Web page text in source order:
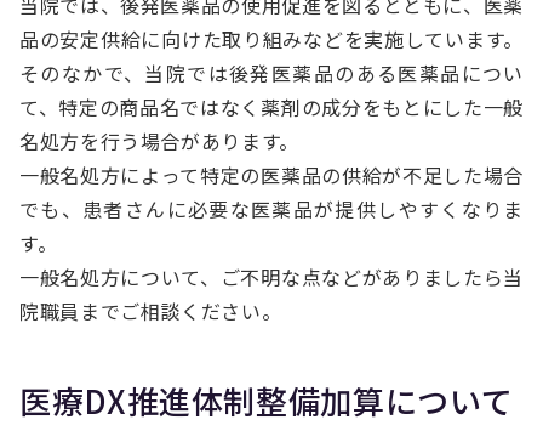
品の安定供給に向けた取り組みなどを実施しています。
そのなかで、当院では後発医薬品のある医薬品につい
て、特定の商品名ではなく薬剤の成分をもとにした一般
名処方を行う場合があります。
一般名処方によって特定の医薬品の供給が不足した場合
でも、患者さんに必要な医薬品が提供しやすくなりま
す。
一般名処方について、ご不明な点などがありましたら当
院職員までご相談ください。
医療DX推進体制整備加算について